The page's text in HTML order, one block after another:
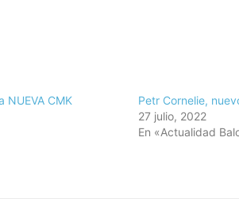
NUEVA CMK
Petr Cornelie,
27 julio, 2022
En «Actualidad